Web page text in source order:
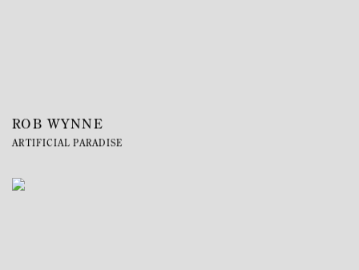
ROB WYNNE
ARTIFICIAL PARADISE